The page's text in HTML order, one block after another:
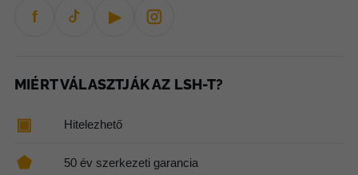
f ▶
MIÉRT VÁLASZTJÁK AZ LSH-T?
▣ Hitelezhető
⬟ 50 év szerkezeti garancia